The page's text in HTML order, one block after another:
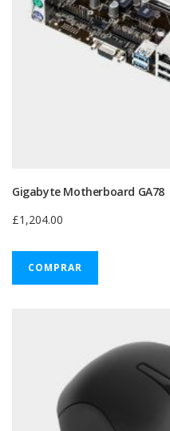
Gigabyte Motherboard GA78
£1,204.00
COMPRAR